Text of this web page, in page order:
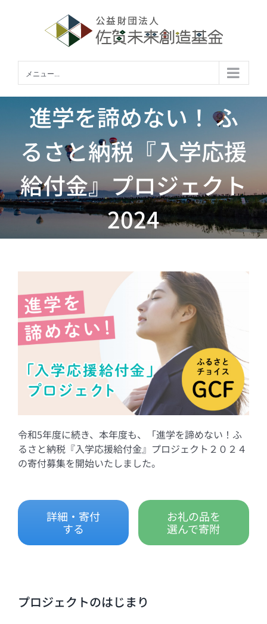
メニュー...
進学を諦めない！ ふ
るさと納税『入学応援
給付金』プロジェクト
2024
令和5年度に続き、本年度も、「進学を諦めない！ふ
るさと納税『入学応援給付金』プロジェクト２０２４
の寄付募集を開始いたしました。
詳細・寄付
する
お礼の品を
選んで寄附
プロジェクトのはじまり